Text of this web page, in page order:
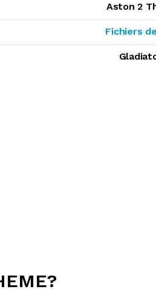
Aston 2
Fichiers